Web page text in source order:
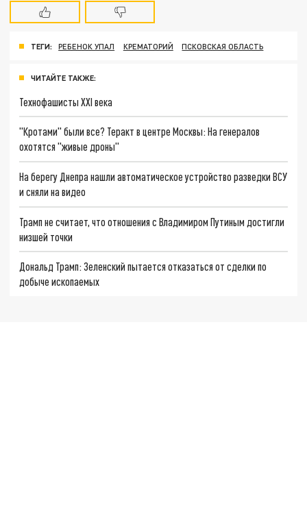
ТЕГИ: РЕБЕНОК УПАЛ КРЕМАТОРИЙ ПСКОВСКАЯ ОБЛАСТЬ
ЧИТАЙТЕ ТАКЖЕ:
Технофашисты XXI века
"Кротами" были все? Теракт в центре Москвы: На генералов
охотятся "живые дроны"
На берегу Днепра нашли автоматическое устройство разведки ВСУ
и сняли на видео
Трамп не считает, что отношения с Владимиром Путиным достигли
низшей точки
Дональд Трамп: Зеленский пытается отказаться от сделки по
добыче ископаемых